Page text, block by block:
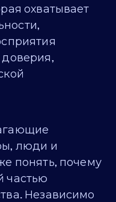
охватывает
люди и
понять, почему
частью
Независимо